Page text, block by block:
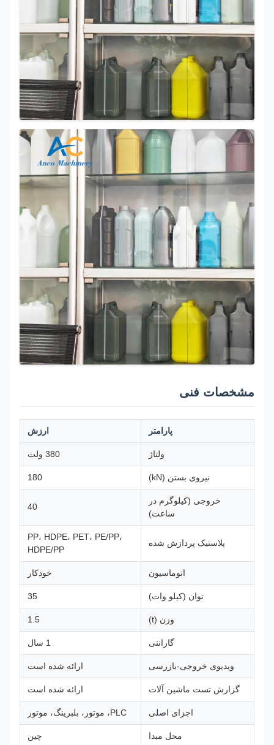
مشخصات فنی
پارامتر
نیروی بستن (kN)
خروجی (کیلوگرم در
ساعت)
پلاستیک پردازش شده
PP، HDPE، PET، PE/PP،
HDPE/PP
اتوماسیون خودکار
توان (کیلو وات)
گارانتی
ویدیوی خروجی-بازرسی ارائه شده است
گزارش تست ماشین آلات ارائه شده است
اجزای اصلی
محل مبدا